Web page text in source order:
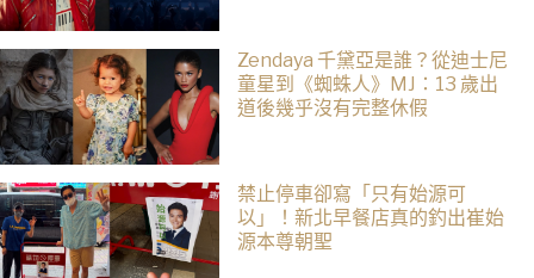
Zendaya 千黛亞是誰？從迪士尼
童星到《蜘蛛人》MJ：13 歲出
道後幾乎沒有完整休假
禁止停車卻寫「只有始源可
以」！新北早餐店真的釣出崔始
源本尊朝聖